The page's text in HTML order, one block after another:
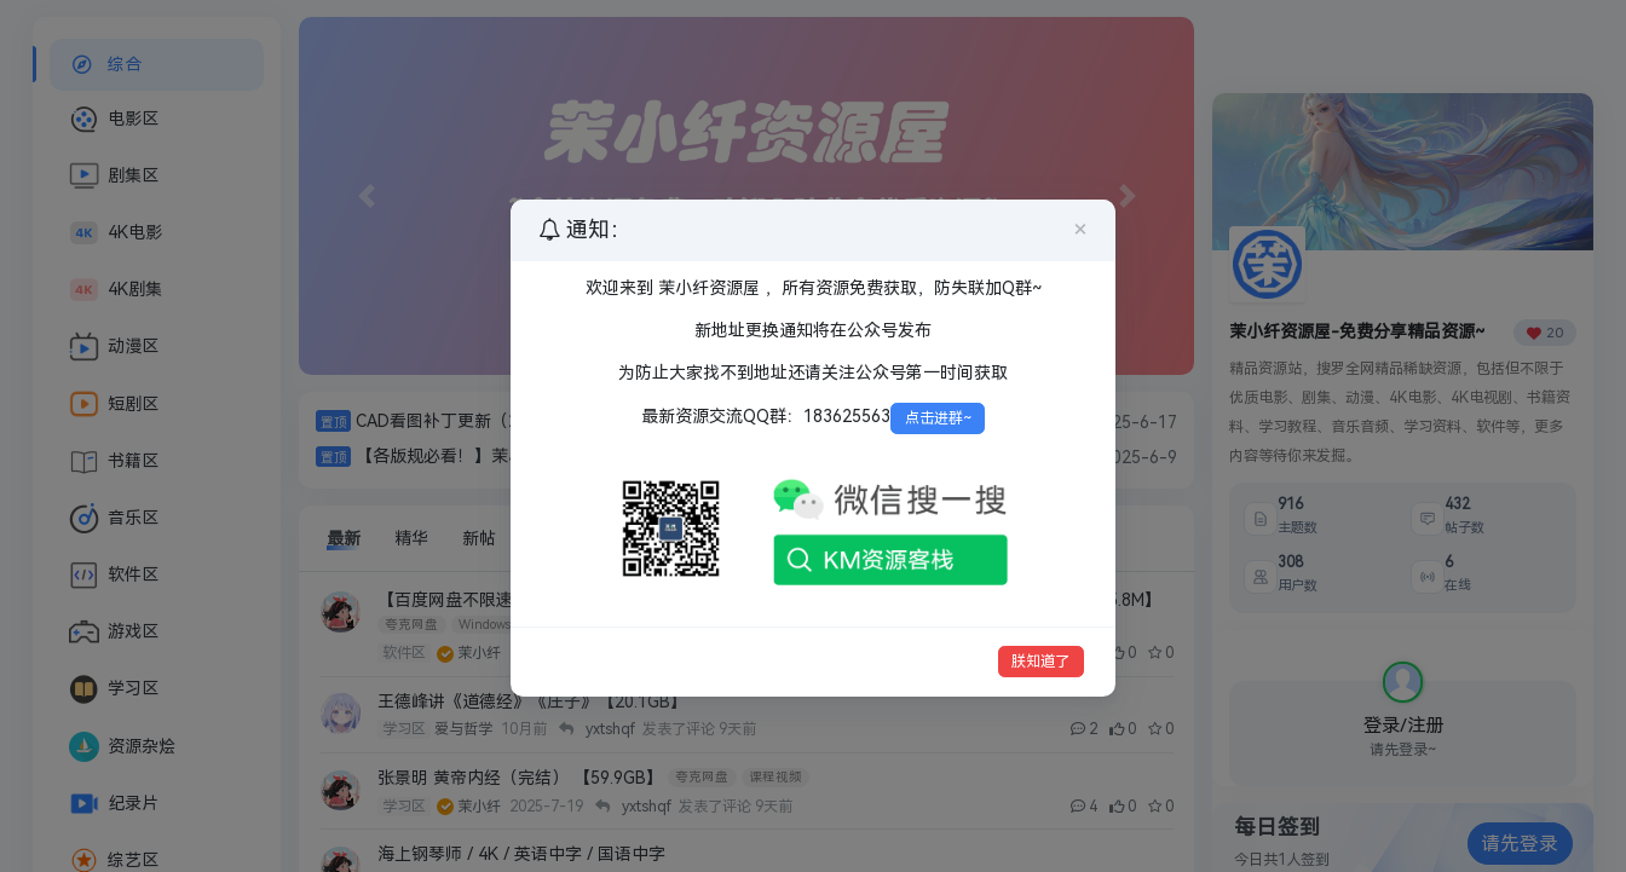
综合
电影区
剧集区
4K电影
4K剧集
动漫区
短剧区
书籍区
音乐区
软件区
游戏区
学习区
资源杂烩
纪录片
综艺区
Next
CAD看图补丁更新（2025.8.25）
2025-6-17
【各版规必看！】茉小纤资源屋发帖各版块版规！
2025-6-9
最新 精华 新帖
【百度网盘不限速版2.0】【电脑软件win7/10】告别龟速下载，这才是真正的文件传输自由！【165.8M】
夸克网盘 Windows
软件区 茉小纤 27 0 0
王德峰讲《道德经》《庄子》【20.1GB】
学习区 爱与哲学 10月前 yxtshqf 发表了评论 9天前 2 0 0
张景明 黄帝内经（完结） 【59.9GB】 夸克网盘 课程视频
学习区 茉小纤 2025-7-19 yxtshqf 发表了评论 9天前 4 0 0
海上钢琴师 / 4K / 英语中字 / 国语中字
茉小纤资源屋-免费分享精品资源~ 20
精品资源站，搜罗全网精品稀缺资源，包括但不限于
优质电影、剧集、动漫、4K电影、4K电视剧、书籍资
料、学习教程、音乐音频、学习资料、软件等，更多
内容等待你来发掘。
916
主题数
432
帖子数
308
用户数
6
在线
登录/注册
请先登录~
每日签到
今日共1 人签到
请先登录
通知： ×
欢迎来到 茉小纤资源屋 ，所有资源免费获取，防失联加Q群~
新地址更换通知将在公众号发布
为防止大家找不到地址还请关注公众号第一时间获取
最新资源交流QQ群：183625563 点击进群~
朕知道了